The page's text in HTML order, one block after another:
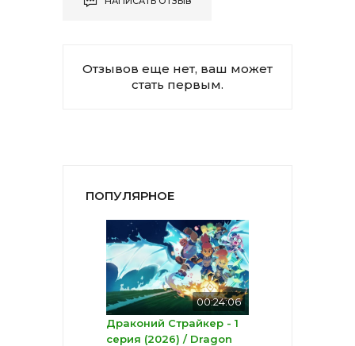
Отзывов еще нет, ваш может
стать первым.
ПОПУЛЯРНОЕ
00:24:06
Драконий Страйкер - 1
серия (2026) / Dragon